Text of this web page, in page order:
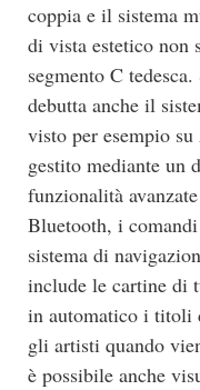
coppia e il sistema
di vista estetico non
segmento C
debutta anche il
visto per esempio
gestito mediante un
funzionalità
Bluetooth, i
sistema di
include le cartine di
in automatico i titoli
gli artisti quando
è possibile anche